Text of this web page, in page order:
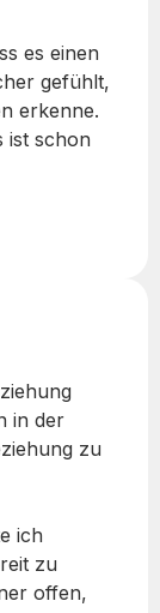
es einen
gefühlt,
erkenne.
ist schon
in der
zu
ich
zu
offen,